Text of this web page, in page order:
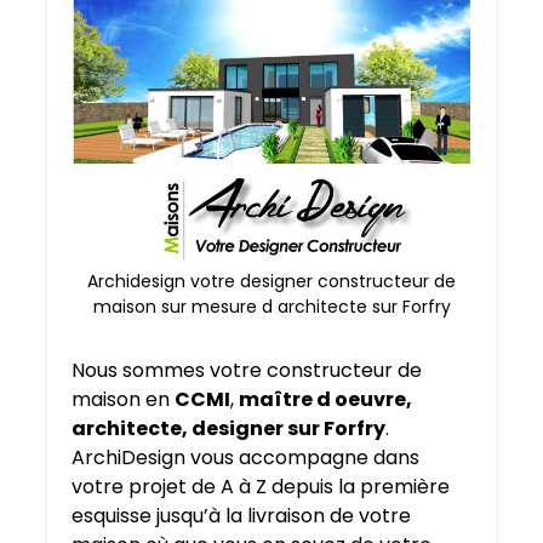
Archidesign votre designer constructeur de
maison sur mesure d architecte sur Forfry
Nous sommes votre constructeur de
maison en CCMI, maître d oeuvre,
architecte, designer sur Forfry.
ArchiDesign vous accompagne dans
votre projet de A à Z depuis la première
esquisse jusqu’à la livraison de votre